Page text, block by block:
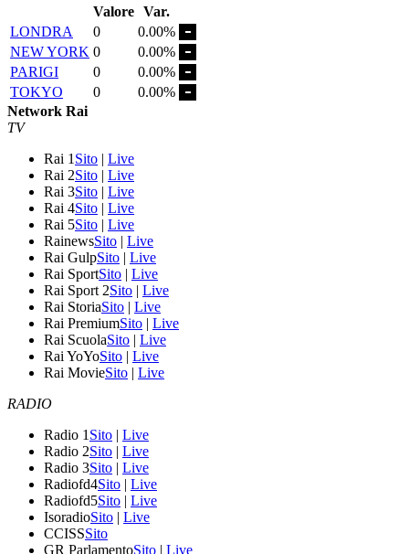
Valore Var.
LONDRA
0
0.00%
NEW YORK 0
0.00%
PARIGI
0
0.00%
TOKYO
0
0.00%
Network Rai
TV
Rai 1 Sito | Live
Rai 2Sito | Live
Rai 3Sito | Live
Rai 4Sito | Live
Rai 5Sito | Live
RainewsSito | Live
Rai GulpSito | Live
Rai SportSito | Live
Rai Sport 2Sito | Live
Rai StoriaSito | Live
Rai PremiumSito | Live
Rai ScuolaSito | Live
Rai YoYoSito | Live
Rai MovieSito | Live
RADIO
Radio 1 Sito | Live
Radio 2Sito | Live
Radio 3Sito | Live
Radiofd4Sito | Live
Radiofd5Sito | Live
IsoradioSito | Live
CCISSSito
GR ParlamentoSito | Live